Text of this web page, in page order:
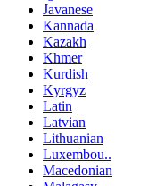
Javanese
Kannada
Kazakh
Khmer
Kurdish
Kyrgyz
Latin
Latvian
Lithuanian
Luxembou..
Macedonian